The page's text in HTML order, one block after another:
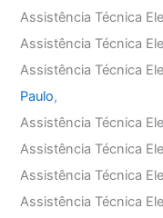
Assistência Técnica
Assistência Técnica
Assistência Técnica
Paulo,
Assistência Técnica
Assistência Técnica
Assistência Técnica
Assistência Técnica